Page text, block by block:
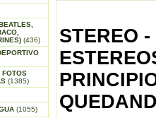
(436)
FOTOS
(1385)
(1055)
STEREO